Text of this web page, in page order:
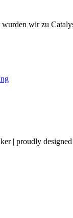
wir zu
| proudly